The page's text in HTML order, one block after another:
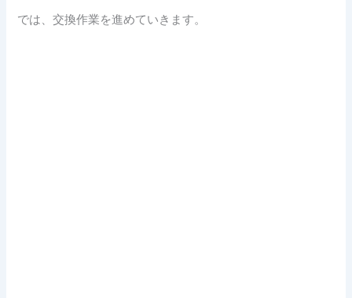
では、交換作業を進めていきます。